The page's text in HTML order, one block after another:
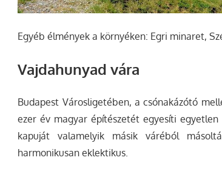
Egyéb élmények a környéken: Egri minaret,
Vajdahunyad vára
Budapest Városligetében, a csónakázótó
ezer év magyar építészetét egyesíti
kapuját valamelyik másik váréból
harmonikusan eklektikus.